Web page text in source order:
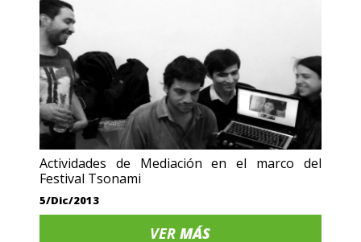
Actividades de Mediación en el marco del
Festival Tsonami
5/Dic/2013
VERMÁS